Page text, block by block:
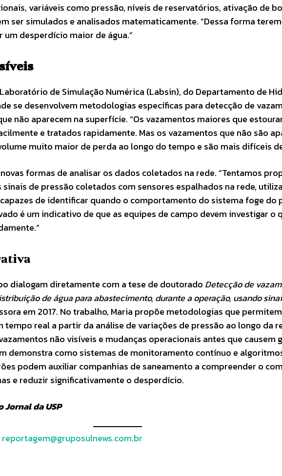
variáveis como pressão, níveis de reservatórios, ativação de
ser simulados e analisados matematicamente. “Dessa forma
desperdício maior de água.”
de Simulação Numérica (Labsin), do Departamento de
se desenvolvem metodologias específicas para detecção de
não aparecem na superfície. “Os vazamentos maiores que
e tratados rapidamente. Mas os vazamentos que não são
muito maior de perda ao longo do tempo e são mais difíceis
formas de analisar os dados coletados na rede. “Tentamos
de pressão coletados com sensores espalhados na rede,
de identificar quando o comportamento do sistema foge do
é um indicativo de que as equipes de campo devem investigar o
dialogam diretamente com a tese de doutorado Detecção de
de água para abastecimento, durante a operação, usando
em 2017. No trabalho, Maria propõe metodologias que
tempo real a partir da análise de variações de pressão ao longo da
não visíveis e mudanças operacionais antes que causem
demonstra como sistemas de monitoramento contínuo e
podem auxiliar companhias de saneamento a compreender o
e reduzir significativamente o desperdício.
Jornal da USP
reportagem@gruposulnews.com.br